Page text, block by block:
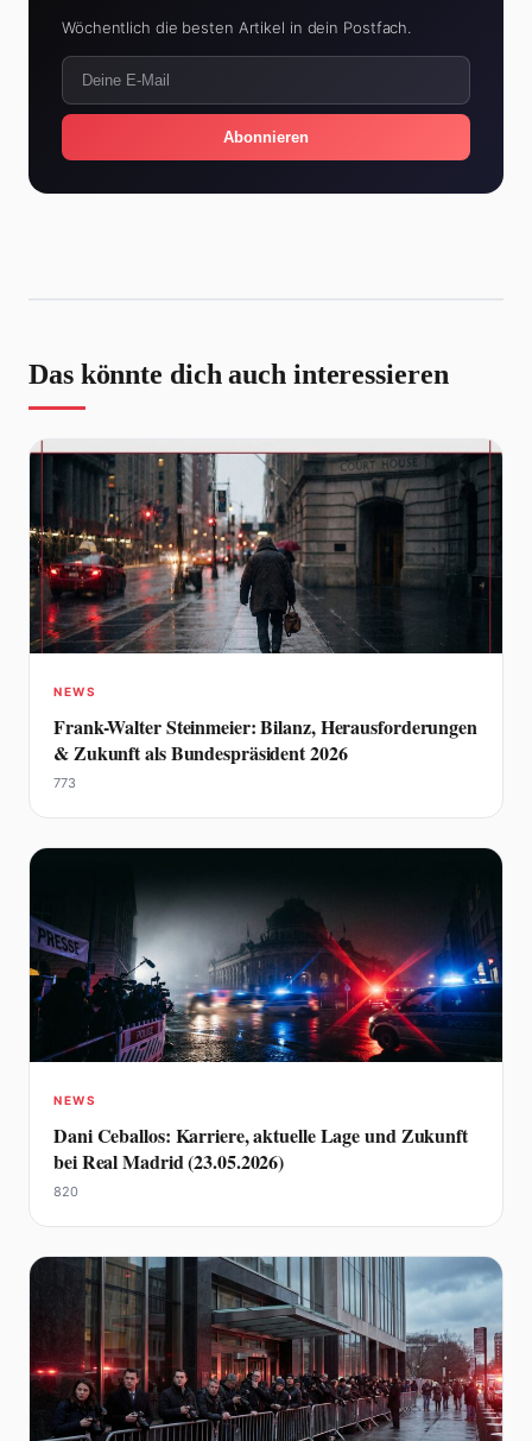
Wöchentlich die besten Artikel in dein Postfach.
Abonnieren
Das könnte dich auch interessieren
NEWS
Frank-Walter Steinmeier: Bilanz, Herausforderungen
& Zukunft als Bundespräsident 2026
773
NEWS
Dani Ceballos: Karriere, aktuelle Lage und Zukunft
bei Real Madrid (23.05.2026)
820